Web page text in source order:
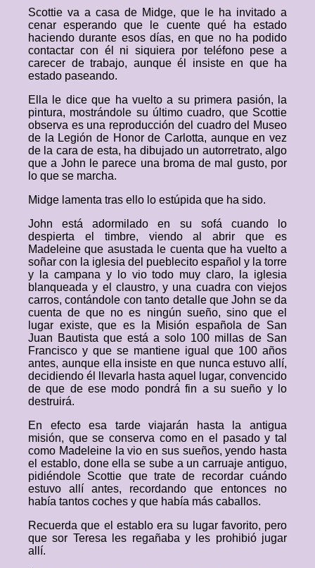
Scottie va a casa de Midge, que le ha invitado a
cenar esperando que le cuente qué ha estado
haciendo durante esos días, en que no ha podido
contactar con él ni siquiera por teléfono pese a
carecer de trabajo, aunque él insiste en que ha
estado paseando.
Ella le dice que ha vuelto a su primera pasión, la
pintura, mostrándole su último cuadro, que Scottie
observa es una reproducción del cuadro del Museo
de la Legión de Honor de Carlotta, aunque en vez
de la cara de esta, ha dibujado un autorretrato, algo
que a John le parece una broma de mal gusto, por
lo que se marcha.
Midge lamenta tras ello lo estúpida que ha sido.
John está adormilado en su sofá cuando lo
despierta el timbre, viendo al abrir que es
Madeleine que asustada le cuenta que ha vuelto a
soñar con la iglesia del pueblecito español y la torre
y la campana y lo vio todo muy claro, la iglesia
blanqueada y el claustro, y una cuadra con viejos
carros, contándole con tanto detalle que John se da
cuenta de que no es ningún sueño, sino que el
lugar existe, que es la Misión española de San
Juan Bautista que está a solo 100 millas de San
Francisco y que se mantiene igual que 100 años
antes, aunque ella insiste en que nunca estuvo allí,
decidiendo él llevarla hasta aquel lugar, convencido
de que de ese modo pondrá fin a su sueño y lo
destruirá.
En efecto esa tarde viajarán hasta la antigua
misión, que se conserva como en el pasado y tal
como Madeleine la vio en sus sueños, yendo hasta
el establo, done ella se sube a un carruaje antiguo,
pidiéndole Scottie que trate de recordar cuándo
estuvo allí antes, recordando que entonces no
había tantos coches y que había más caballos.
Recuerda que el establo era su lugar favorito, pero
que sor Teresa les regañaba y les prohibió jugar
allí.